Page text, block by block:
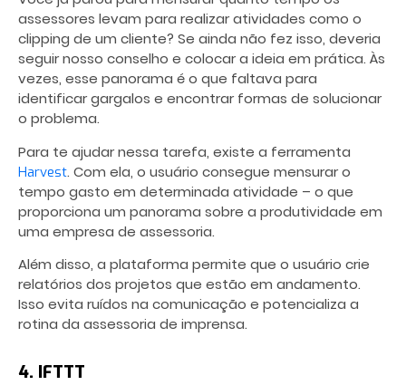
assessores levam para realizar atividades como o
clipping de um cliente? Se ainda não fez isso, deveria
seguir nosso conselho e colocar a ideia em prática. Às
vezes, esse panorama é o que faltava para
identificar gargalos e encontrar formas de solucionar
o problema.
Para te ajudar nessa tarefa, existe a ferramenta
Harvest. Com ela, o usuário consegue mensurar o
tempo gasto em determinada atividade – o que
proporciona um panorama sobre a produtividade em
uma empresa de assessoria.
Além disso, a plataforma permite que o usuário crie
relatórios dos projetos que estão em andamento.
Isso evita ruídos na comunicação e potencializa a
rotina da assessoria de imprensa.
4. IFTTT